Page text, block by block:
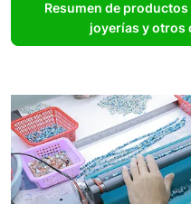
Resumen de
joyerías y otros